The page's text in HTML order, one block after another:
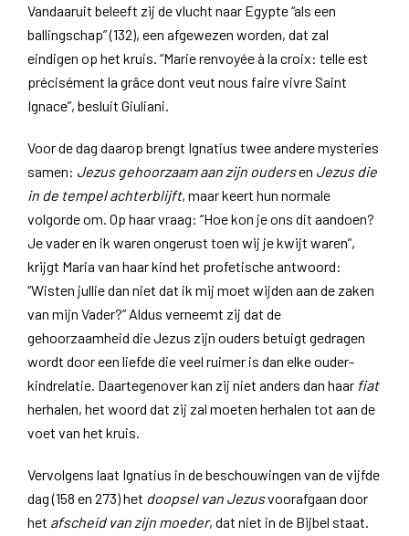
Vandaaruit beleeft zij de vlucht naar Egypte “als een
ballingschap” (132), een afgewezen worden, dat zal
eindigen op het kruis. “Marie renvoyée à la croix: telle est
précisément la grâce dont veut nous faire vivre Saint
Ignace”, besluit Giuliani.
Voor de dag daarop brengt Ignatius twee andere mysteries
samen: Jezus gehoorzaam aan zijn oudersen Jezus die
in de tempel achterblijft, maar keert hun normale
volgorde om. Op haar vraag: “Hoe kon je ons dit aandoen?
Je vader en ik waren ongerust toen wij je kwijt waren”,
krijgt Maria van haar kind het profetische antwoord:
“Wisten jullie dan niet dat ik mij moet wijden aan de zaken
van mijn Vader?” Aldus verneemt zij dat de
gehoorzaamheid die Jezus zijn ouders betuigt gedragen
wordt door een liefde die veel ruimer is dan elke ouder-
kindrelatie. Daartegenover kan zij niet anders dan haar fiat
herhalen, het woord dat zij zal moeten herhalen tot aan de
voet van het kruis.
Vervolgens laat Ignatius in de beschouwingen van de vijfde
dag (158 en 273) het doopsel van Jezusvoorafgaan door
het afscheid van zijn moeder, dat niet in de Bijbel staat.